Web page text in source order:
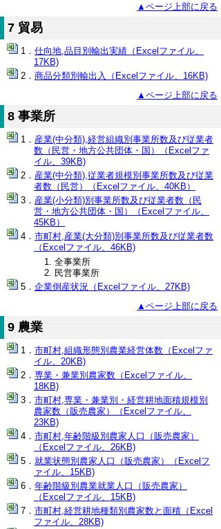
▲ページ上部に戻る
7 貿易
仕向地,品目別輸出実績（Excelファイル、
17KB)
商品分類別輸出入（Excelファイル、16KB)
▲ページ上部に戻る
8 事業所
産業(中分類),経営組織別事業所数及び従業者
数（民営・地方公共団体・国）（Excelファ
イル、39KB)
産業(中分類),従業者規模別事業所数及び従業
者数（民営）（Excelファイル、40KB）
産業(小分類)別事業所数及び従業者数（民
営・地方公共団体・国）（Excelファイル、
45KB）
市町村,産業(大分類)別事業所数及び従業者数
（Excelファイル、46KB)
全事業所
民営事業所
企業倒産状況（Excelファイル、27KB)
▲ページ上部に戻る
9 農業
市町村,組織形態別農業経営体数（Excelファ
イル、20KB)
専業・兼業別農家数（Excelファイル、
18KB)
市町村,専業・兼業別・経営耕地面積規模別
農家数（販売農家）（Excelファイル、
23KB)
市町村,年齢階級別農家人口（販売農家）
（Excelファイル、26KB)
就業状態別農家人口（販売農家）（Excelフ
ァイル、15KB)
年齢階級別農業就業人口（販売農家）
（Excelファイル、15KB)
市町村,経営耕地種類別農家数と面積（Excel
ファイル、28KB)